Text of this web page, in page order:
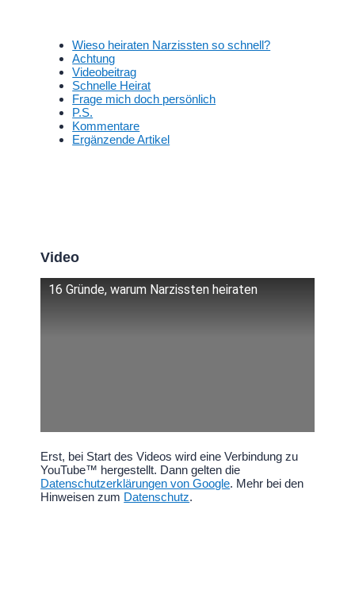
Wieso heiraten Narzissten so schnell?
Achtung
Videobeitrag
Schnelle Heirat
Frage mich doch persönlich
P.S.
Kommentare
Ergänzende Artikel
Video
16 Gründe, warum Narzissten heiraten
Erst, bei Start des Videos wird eine Verbindung zu
YouTube™ hergestellt. Dann gelten die
Datenschutzerklärungen von Google. Mehr bei den
Hinweisen zum Datenschutz.